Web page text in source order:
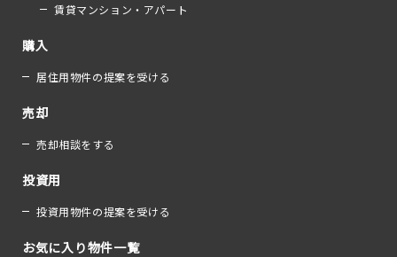
賃貸マンション・アパート
購入
居住用物件の提案を受ける
売却
売却相談をする
投資用
投資用物件の提案を受ける
お気に入り物件一覧